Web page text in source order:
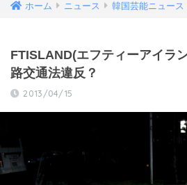
ホーム ニュース 韓国芸能ニュース
FTISLAND(エフティーアイラ
路交通法違反？
2013/04/15